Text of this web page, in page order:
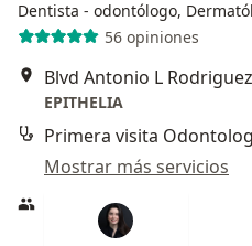
Dentista - odontólogo,
56 opiniones
EPITHELIA
Primera visita
Mostrar más servicios